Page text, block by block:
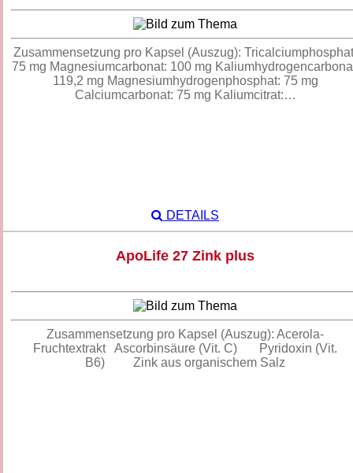
Zusammensetzung pro Kapsel (Auszug):
75 mg Magnesiumcarbonat: 100 mg
119,2 mg Magnesiumhydrogenphosphat: 75 mg
Calciumcarbonat: 75 mg Kaliumcitrat:…
DETAILS
ApoLife 27 Zink plus
Zusammensetzung pro Kapsel (Auszug): Acerola-
Fruchtextrakt Ascorbinsäure (Vit. C) Pyridoxin (Vit.
B6) Zink aus organischem Salz